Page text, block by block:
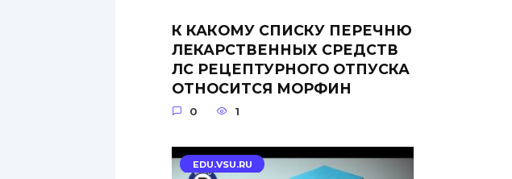
К КАКОМУ СПИСКУ ПЕРЕЧНЮ
ЛЕКАРСТВЕННЫХ СРЕДСТВ
ЛС РЕЦЕПТУРНОГО ОТПУСКА
ОТНОСИТСЯ МОРФИН
0 1
EDU.VSU.RU